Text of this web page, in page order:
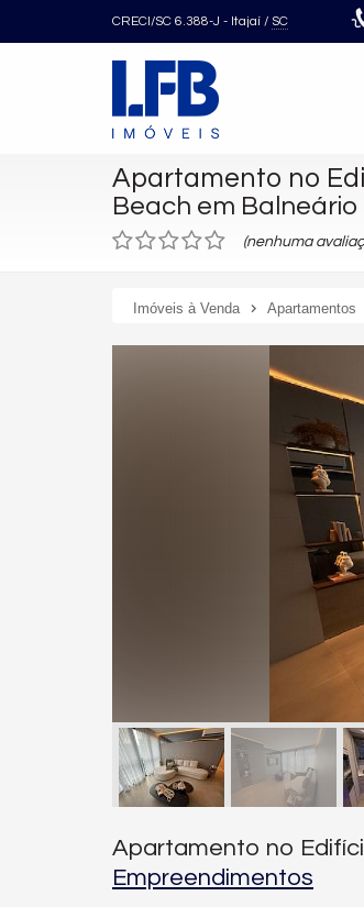
CRECI/SC 6.388-J - Itajaí / SC
Apartamento no
Beach em
(nenhuma
Imóveis à Venda Apartamentos
Apartamento no
Empreendimentos